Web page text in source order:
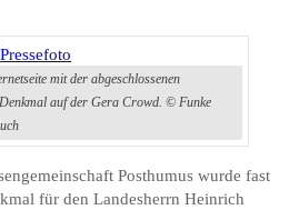
mit der abgeschlossenen
auf der Gera Crowd. © Funke
Posthumus wurde fast
für den Landesherrn Heinrich